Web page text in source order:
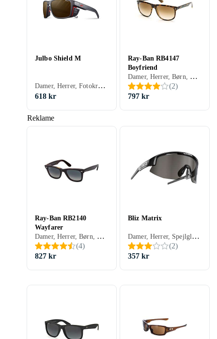
Reklame
Julbo Shield M
Damer, Herrer, Fotokromiske, Ventilerede glas, Stødbeskyttelse, Velegnet til løb, Sportsolbriller, 4
618 kr
Ray-Ban RB4147
Boyfriend
Damer, Herrer, Børn, Spejlglas, Polariserede, Gradient, Udskiftelige glas, Kan flyde, Receptklar, Oval, Hverdags, Klassisk, 2
(2)
797 kr
Ray-Ban RB2140
Wayfarer
Damer, Herrer, Børn, Spejlglas, Polariserede, Udskiftelige glas, Kan flyde, Wayfarer, Hverdags, Klassisk, 3
(4)
827 kr
Bliz Matrix
Damer, Herrer, Spejlglas, Fotokromiske, UV-beskyttelse, Udskiftelige glas, Ventilerede glas, Stødbeskyttelse, Velegnet til løb, Sportsolbriller, Sport
(2)
357 kr